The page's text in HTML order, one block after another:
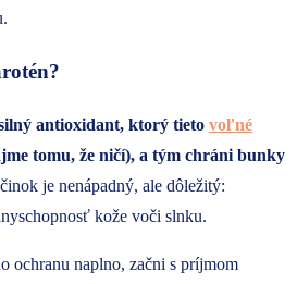
antioxidant, ktorý tieto voľné
tomu, že ničí), a tým chráni bunky
je nenápadný, ale dôležitý:
kože voči slnku.
ochranu naplno, začni s príjmom